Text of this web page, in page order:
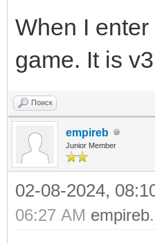
When I
game. It is
Поиск
empireb
Junior Member
02-08-2024,
06:27 AM empireb